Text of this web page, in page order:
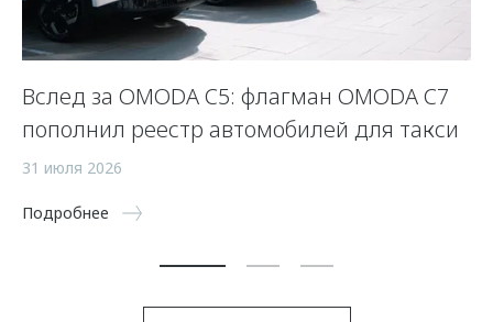
Вслед за OMODA C5: флагман OMODA C7
пополнил реестр автомобилей для такси
31 июля 2026
Подробнее